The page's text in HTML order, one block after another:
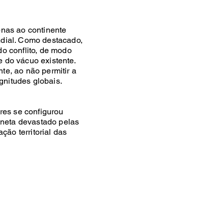
ao continente
Como destacado,
conflito, de modo
do vácuo existente.
ao não permitir a
globais.
se configurou
devastado pelas
territorial das